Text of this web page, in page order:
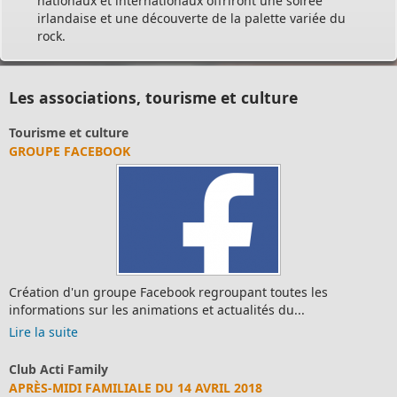
irlandaise et une découverte de la palette variée du
rock.
Les associations, tourisme et culture
Tourisme et culture
GROUPE FACEBOOK
Création d'un groupe Facebook regroupant toutes les
informations sur les animations et actualités du...
Lire la suite
Club Acti Family
APRÈS-MIDI FAMILIALE DU 14 AVRIL 2018